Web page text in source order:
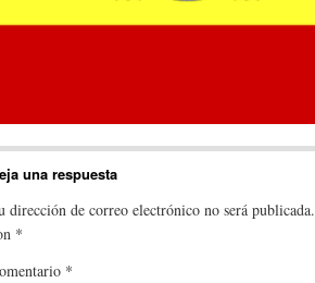
una respuesta
dirección de correo electrónico no será publicada.
*
*